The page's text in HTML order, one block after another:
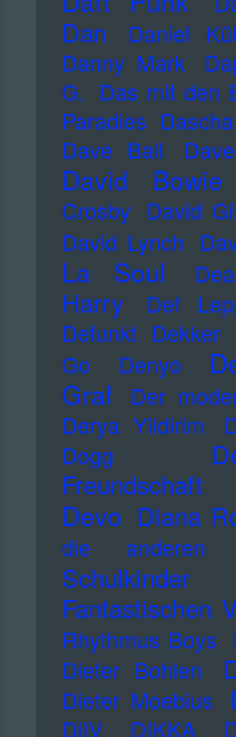
Dan
Daniel
Danny Mark
G. Das mit den
Paradies
Dave Ball
David Bowie
Crosby David
David Lynch
La Soul
Harry
Def
Defunkt Dekker
Go
Denyo
Graf
Der
Derya Yildirim
Dogg
Freundschaft
Devo Diana
die anderen
Schulkinder
Fantastischen
Rhythmus Boys
Dieter Bohlen
Dieter Moebius
DiIV DIKKA